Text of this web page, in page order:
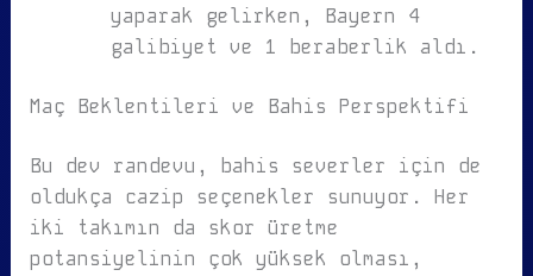
yaparak gelirken, Bayern 4
galibiyet ve 1 beraberlik aldı.
Maç Beklentileri ve Bahis Perspektifi
Bu dev randevu, bahis severler için de
oldukça cazip seçenekler sunuyor. Her
iki takımın da skor üretme
potansiyelinin çok yüksek olması,